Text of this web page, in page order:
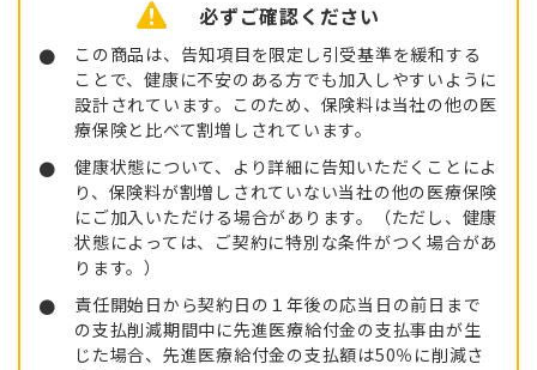
必ずご確認ください
この商品は、告知項目を限定し引受基準を緩和する
ことで、健康に不安のある方でも加入しやすいように
設計されています。このため、保険料は当社の他の医
療保険と比べて割増しされています。
健康状態について、より詳細に告知いただくことによ
り、保険料が割増しされていない当社の他の医療保険
にご加入いただける場合があります。（ただし、健康
状態によっては、ご契約に特別な条件がつく場合があ
ります。）
責任開始日から契約日の１年後の応当日の前日まで
の支払削減期間中に先進医療給付金の支払事由が生
じた場合、先進医療給付金の支払額は50％に削減さ